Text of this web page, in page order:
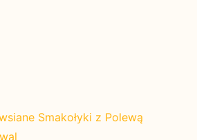
Smakołyki z Polewą